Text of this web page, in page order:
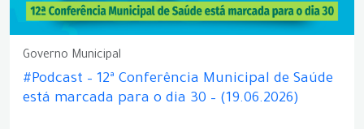
Governo Municipal
#Podcast – 12ª Conferência Municipal de Saúde
está marcada para o dia 30 – (19.06.2026)